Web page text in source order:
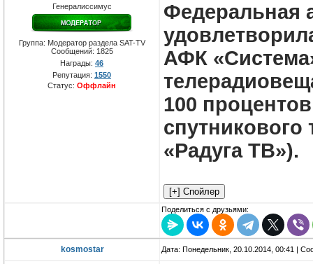
Генералиссимус
Группа: Модератор раздела SAT-TV
Сообщений: 1825
Награды: 46
Репутация: 1550
Статус: Оффлайн
Федеральная
АФК
100
спутникового
«Радуга ТВ»).
Поделиться с друзьями:
kosmostar Дата: Понедельник, 20.10.2014, 00:41 |